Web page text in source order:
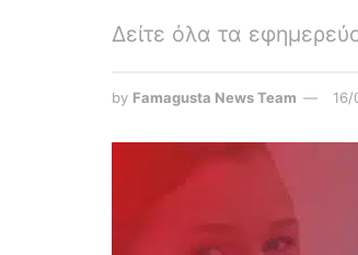
Δείτε όλα τα
by Famagusta News Team